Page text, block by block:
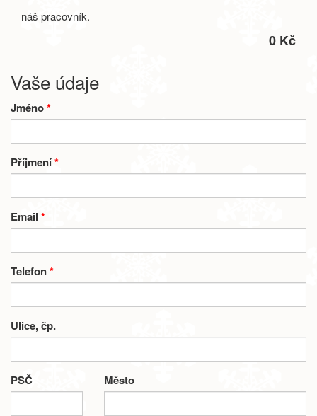
náš pracovník.
0 Kč
Vaše údaje
Jméno*
Příjmení*
Email*
Telefon*
Ulice, čp.
PSČ Město